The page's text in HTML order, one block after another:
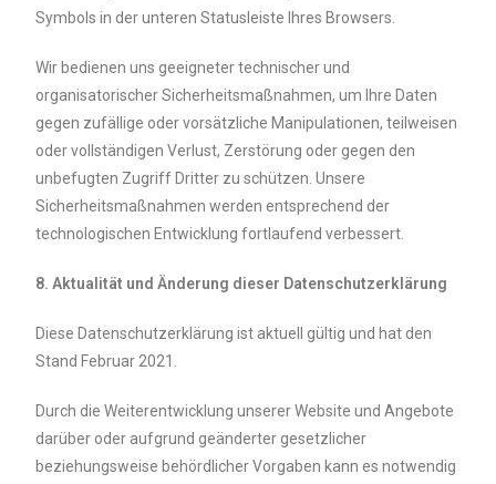
Symbols in der unteren Statusleiste Ihres Browsers.
Wir bedienen uns geeigneter technischer und
organisatorischer Sicherheitsmaßnahmen, um Ihre Daten
gegen zufällige oder vorsätzliche Manipulationen, teilweisen
oder vollständigen Verlust, Zerstörung oder gegen den
unbefugten Zugriff Dritter zu schützen. Unsere
Sicherheitsmaßnahmen werden entsprechend der
technologischen Entwicklung fortlaufend verbessert.
8. Aktualität und Änderung dieser Datenschutzerklärung
Diese Datenschutzerklärung ist aktuell gültig und hat den
Stand Februar 2021.
Durch die Weiterentwicklung unserer Website und Angebote
darüber oder aufgrund geänderter gesetzlicher
beziehungsweise behördlicher Vorgaben kann es notwendig